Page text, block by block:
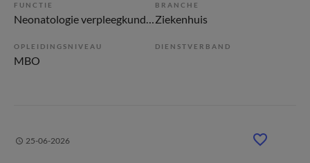
FUNCTIE
Neonatologie verpleegkundige
BRANCHE
Ziekenhuis
OPLEIDINGSNIVEAU
MBO
DIENSTVERBAND
25-06-2026